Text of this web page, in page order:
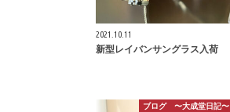
2021.10.11
新型レイバンサングラス入荷
ブログ 〜大成堂日記〜